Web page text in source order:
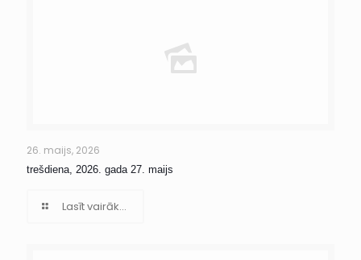
26. maijs, 2026
trešdiena, 2026. gada 27. maijs
Lasīt vairāk...